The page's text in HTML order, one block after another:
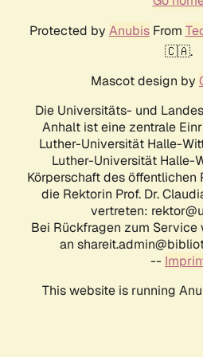
Protected by AnubisFrom
🇨🇦.
Mascot design by
Die Universitäts- und
Anhalt ist eine zentrale
Luther-Universität Halle-
Luther-Universität Halle-
Körperschaft des öffentlichen
die Rektorin Prof. Dr.
vertreten:
Bei Rückfragen zum
an
--
This website is running